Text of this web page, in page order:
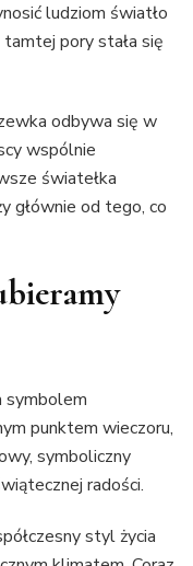
ludziom światło
pory stała się
odbywa się w
wspólnie
światełka
głównie od tego, co
symbolem
punktem wieczoru,
symboliczny
radości.
styl życia